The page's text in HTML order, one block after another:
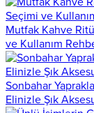
Mutfak Kahve
ve Kullanım
Sonbahar
Elinizle Şık